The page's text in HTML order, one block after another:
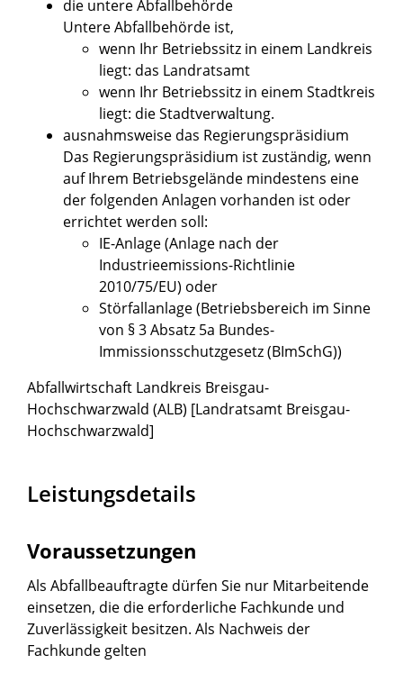
die untere Abfallbehörde
Untere Abfallbehörde ist,
wenn Ihr Betriebssitz in einem Landkreis
liegt: das Landratsamt
wenn Ihr Betriebssitz in einem Stadtkreis
liegt: die Stadtverwaltung.
ausnahmsweise das Regierungspräsidium
Das Regierungspräsidium ist zuständig, wenn
auf Ihrem Betriebsgelände mindestens eine
der folgenden Anlagen vorhanden ist oder
errichtet werden soll:
IE-Anlage (Anlage nach der
Industrieemissions-Richtlinie
2010/75/EU) oder
Störfallanlage (Betriebsbereich im Sinne
von § 3 Absatz 5a Bundes-
Immissionsschutzgesetz (BImSchG))
Abfallwirtschaft Landkreis Breisgau-
Hochschwarzwald (ALB) [Landratsamt Breisgau-
Hochschwarzwald]
Leistungsdetails
Voraussetzungen
Als Abfallbeauftragte dürfen Sie nur Mitarbeitende
einsetzen, die die erforderliche Fachkunde und
Zuverlässigkeit besitzen. Als Nachweis der
Fachkunde gelten